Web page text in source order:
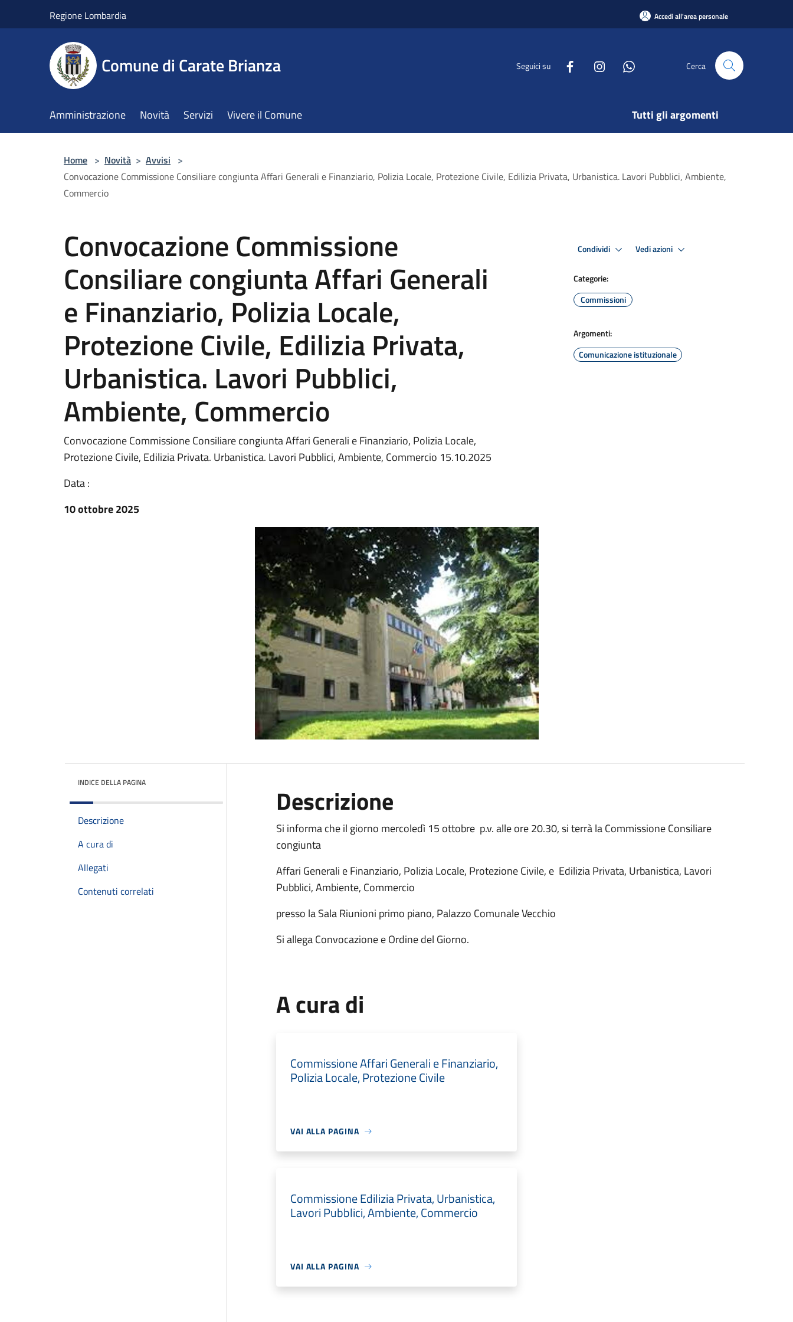
Regione Lombardia Accedi all'area personale
Comune di Carate Brianza Seguici su Cerca
Amministrazione Novità Servizi Vivere il Comune Tutti gli argomenti
Home > Novità > Avvisi >
Convocazione Commissione Consiliare congiunta Affari Generali e Finanziario, Polizia Locale, Protezione Civile, Edilizia Privata, Urbanistica. Lavori Pubblici, Ambiente,
Commercio
Convocazione Commissione
Consiliare congiunta Affari Generali
e Finanziario, Polizia Locale,
Protezione Civile, Edilizia Privata,
Urbanistica. Lavori Pubblici,
Ambiente, Commercio
Convocazione Commissione Consiliare congiunta Affari Generali e Finanziario, Polizia Locale,
Protezione Civile, Edilizia Privata. Urbanistica. Lavori Pubblici, Ambiente, Commercio 15.10.2025
Data :
10 ottobre 2025
Condividi Vedi azioni
Categorie:
Commissioni
Argomenti:
Comunicazione istituzionale
INDICE DELLA PAGINA
Descrizione
A cura di
Allegati
Contenuti correlati
Descrizione
Si informa che il giorno mercoledì 15 ottobre p.v. alle ore 20.30, si terrà la Commissione Consiliare
congiunta
Affari Generali e Finanziario, Polizia Locale, Protezione Civile, e Edilizia Privata, Urbanistica, Lavori
Pubblici, Ambiente, Commercio
presso la Sala Riunioni primo piano, Palazzo Comunale Vecchio
Si allega Convocazione e Ordine del Giorno.
A cura di
Commissione Affari Generali e Finanziario,
Polizia Locale, Protezione Civile
VAI ALLA PAGINA
Commissione Edilizia Privata, Urbanistica,
Lavori Pubblici, Ambiente, Commercio
VAI ALLA PAGINA